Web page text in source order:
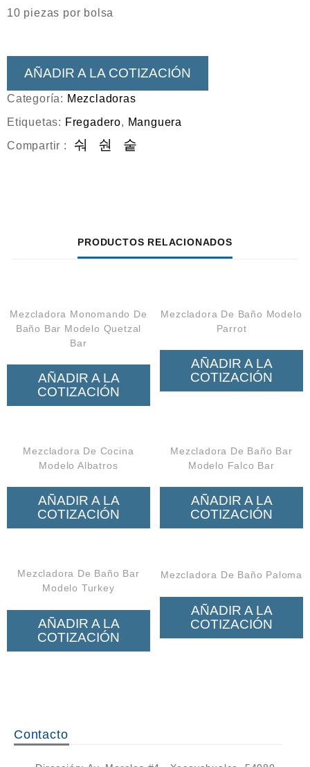
10 piezas por bolsa
AÑADIR A LA COTIZACIÓN
Categoría: Mezcladoras
Etiquetas: Fregadero, Manguera
Compartir :
PRODUCTOS RELACIONADOS
Mezcladora Monomando De
Baño Bar Modelo Quetzal
Bar
AÑADIR A LA
COTIZACIÓN
Mezcladora De Baño Modelo
Parrot
AÑADIR A LA
COTIZACIÓN
Mezcladora De Cocina
Modelo Albatros
AÑADIR A LA
COTIZACIÓN
Mezcladora De Baño Bar
Modelo Falco Bar
AÑADIR A LA
COTIZACIÓN
Mezcladora De Baño Bar
Modelo Turkey
AÑADIR A LA
COTIZACIÓN
Mezcladora De Baño Paloma
AÑADIR A LA
COTIZACIÓN
Contacto